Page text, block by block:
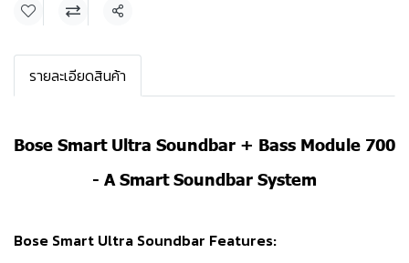
แชร์
รายละเอียดสินค้า
Bose Smart Ultra Soundbar + Bass Module 700
- A Smart Soundbar System
Bose Smart Ultra Soundbar Features: